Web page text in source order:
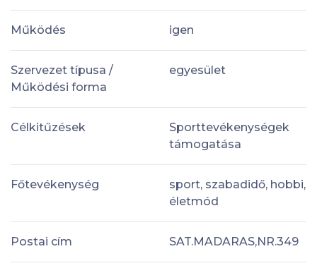
Működés igen
Szervezet típusa /
Működési forma
egyesület
Célkitűzések
Sporttevékenységek
támogatása
Főtevékenység
sport, szabadidő, hobbi,
életmód
Postai cím SAT.MADARAS,NR.349